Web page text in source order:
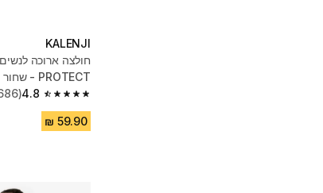
KALENJI
PROTECT - שחור
4.8
4.8 out of 5 stars from 3686 reviews
(3686)